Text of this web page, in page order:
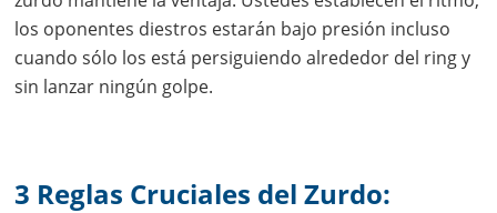
los oponentes diestros estarán bajo presión incluso
cuando sólo los está persiguiendo alrededor del ring y
sin lanzar ningún golpe.
3 Reglas Cruciales del Zurdo: